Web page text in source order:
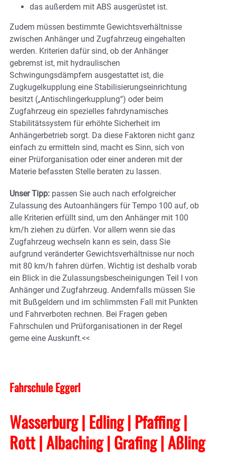
das außerdem mit ABS ausgerüstet ist.
Zudem müssen bestimmte Gewichtsverhältnisse
zwischen Anhänger und Zugfahrzeug eingehalten
werden. Kriterien dafür sind, ob der Anhänger
gebremst ist, mit hydraulischen
Schwingungsdämpfern ausgestattet ist, die
Zugkugelkupplung eine Stabilisierungseinrichtung
besitzt („Antischlingerkupplung“) oder beim
Zugfahrzeug ein spezielles fahrdynamisches
Stabilitätssystem für erhöhte Sicherheit im
Anhängerbetrieb sorgt. Da diese Faktoren nicht ganz
einfach zu ermitteln sind, macht es Sinn, sich von
einer Prüforganisation oder einer anderen mit der
Materie befassten Stelle beraten zu lassen.
Unser Tipp: passen Sie auch nach erfolgreicher
Zulassung des Autoanhängers für Tempo 100 auf, ob
alle Kriterien erfüllt sind, um den Anhänger mit 100
km/h ziehen zu dürfen. Vor allem wenn sie das
Zugfahrzeug wechseln kann es sein, dass Sie
aufgrund veränderter Gewichtsverhältnisse nur noch
mit 80 km/h fahren dürfen. Wichtig ist deshalb vorab
ein Blick in die Zulassungsbescheinigungen Teil I von
Anhänger und Zugfahrzeug. Andernfalls müssen Sie
mit Bußgeldern und im schlimmsten Fall mit Punkten
und Fahrverboten rechnen. Bei Fragen geben
Fahrschulen und Prüforganisationen in der Regel
gerne eine Auskunft.<<
Fahrschule Eggerl
Wasserburg | Edling | Pfaffing |
Rott | Albaching| Grafing| Aßling